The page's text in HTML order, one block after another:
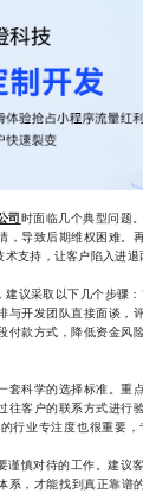
司 时面临几个典型问题
，导致后期维权困难。
支持，让客户陷入进退
议采取以下几个步骤：
与开发团队直接面谈，
付款方式，降低资金风
科学的选择标准。重
往客户的联系方式进行
行业专注度也很重要
慎对待的工作。建议
系，才能找到真正靠谱